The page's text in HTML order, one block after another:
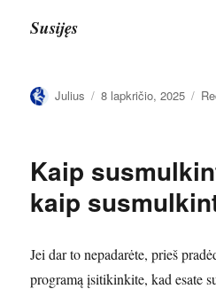
Susijęs
Autorius
Julius Paskelbta
8 lapkričio, 2025
Kaip
kaip
Jei dar to nepadarėte, prieš
programą įsitikinkite, kad esate